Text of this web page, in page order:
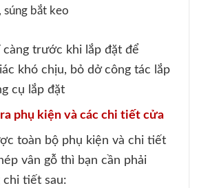
súng bắt keo
càng trước khi lắp đặt để
khó chịu, bỏ dở công tác lắp
cụ lắp đặt
phụ kiện và các chi tiết cửa
toàn bộ phụ kiện và chi tiết
vân gỗ thì bạn cần phải
chi tiết sau: